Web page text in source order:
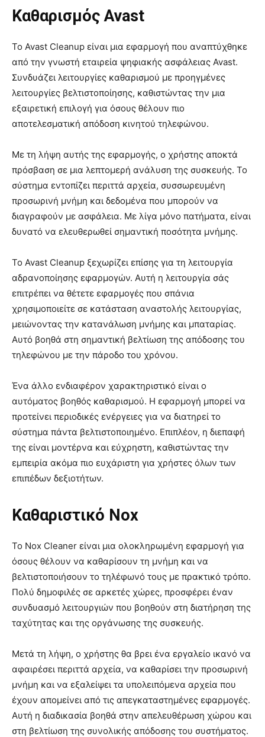
Καθαρισμός Avast
Το Avast Cleanup είναι μια εφαρμογή που αναπτύχθηκε
από την γνωστή εταιρεία ψηφιακής ασφάλειας Avast.
Συνδυάζει λειτουργίες καθαρισμού με προηγμένες
λειτουργίες βελτιστοποίησης, καθιστώντας την μια
εξαιρετική επιλογή για όσους θέλουν πιο
αποτελεσματική απόδοση κινητού τηλεφώνου.
Με τη λήψη αυτής της εφαρμογής, ο χρήστης αποκτά
πρόσβαση σε μια λεπτομερή ανάλυση της συσκευής. Το
σύστημα εντοπίζει περιττά αρχεία, συσσωρευμένη
προσωρινή μνήμη και δεδομένα που μπορούν να
διαγραφούν με ασφάλεια. Με λίγα μόνο πατήματα, είναι
δυνατό να ελευθερωθεί σημαντική ποσότητα μνήμης.
Το Avast Cleanup ξεχωρίζει επίσης για τη λειτουργία
αδρανοποίησης εφαρμογών. Αυτή η λειτουργία σάς
επιτρέπει να θέτετε εφαρμογές που σπάνια
χρησιμοποιείτε σε κατάσταση αναστολής λειτουργίας,
μειώνοντας την κατανάλωση μνήμης και μπαταρίας.
Αυτό βοηθά στη σημαντική βελτίωση της απόδοσης του
τηλεφώνου με την πάροδο του χρόνου.
Ένα άλλο ενδιαφέρον χαρακτηριστικό είναι ο
αυτόματος βοηθός καθαρισμού. Η εφαρμογή μπορεί να
προτείνει περιοδικές ενέργειες για να διατηρεί το
σύστημα πάντα βελτιστοποιημένο. Επιπλέον, η διεπαφή
της είναι μοντέρνα και εύχρηστη, καθιστώντας την
εμπειρία ακόμα πιο ευχάριστη για χρήστες όλων των
επιπέδων δεξιοτήτων.
Καθαριστικό Nox
Το Nox Cleaner είναι μια ολοκληρωμένη εφαρμογή για
όσους θέλουν να καθαρίσουν τη μνήμη και να
βελτιστοποιήσουν το τηλέφωνό τους με πρακτικό τρόπο.
Πολύ δημοφιλές σε αρκετές χώρες, προσφέρει έναν
συνδυασμό λειτουργιών που βοηθούν στη διατήρηση της
ταχύτητας και της οργάνωσης της συσκευής.
Μετά τη λήψη, ο χρήστης θα βρει ένα εργαλείο ικανό να
αφαιρέσει περιττά αρχεία, να καθαρίσει την προσωρινή
μνήμη και να εξαλείψει τα υπολειπόμενα αρχεία που
έχουν απομείνει από τις απεγκαταστημένες εφαρμογές.
Αυτή η διαδικασία βοηθά στην απελευθέρωση χώρου και
στη βελτίωση της συνολικής απόδοσης του συστήματος.